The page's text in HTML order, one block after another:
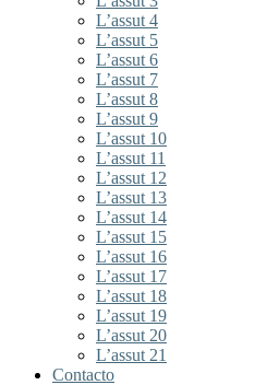
L’assut 4
L’assut 5
L’assut 6
L’assut 7
L’assut 8
L’assut 9
L’assut 10
L’assut 11
L’assut 12
L’assut 13
L’assut 14
L’assut 15
L’assut 16
L’assut 17
L’assut 18
L’assut 19
L’assut 20
L’assut 21
Contacto